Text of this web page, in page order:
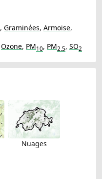
, Graminées, Armoise,
Ozone, PM10, PM2.5, SO2
Nuages